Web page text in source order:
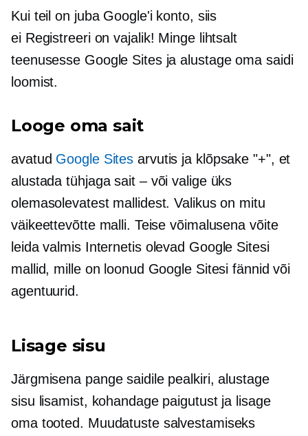
Kui teil on juba Google'i konto, siis
ei Registreerion vajalik! Minge lihtsalt
teenusesse Google Sites ja alustage oma saidi
loomist.
Looge oma sait
avatud Google Sites arvutis ja klõpsake "+", et
alustada tühjagasait – või valige üks
olemasolevatest mallidest. Valikus on mitu
väikeettevõtte malli. Teise võimalusena võite
leidavalmisInternetis olevad Google Sitesi
mallid, mille on loonud Google Sitesi fännid või
agentuurid.
Lisage sisu
Järgmisena pange saidile pealkiri, alustage
sisu lisamist, kohandage paigutust ja lisage
oma tooted. Muudatuste salvestamiseks